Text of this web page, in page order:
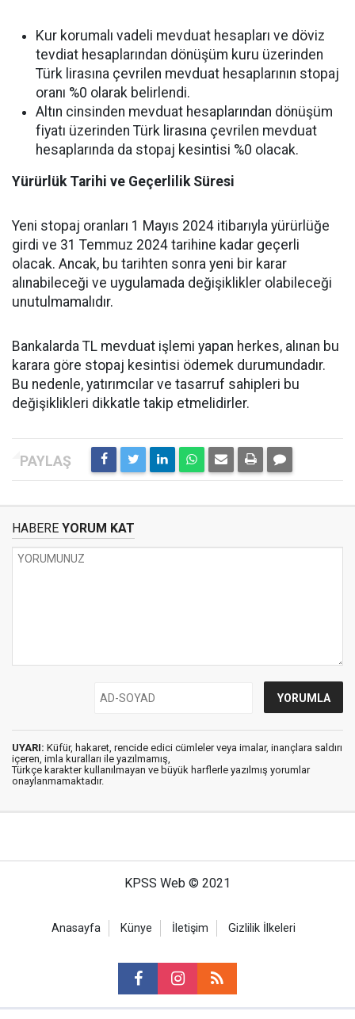
Kur korumalı vadeli mevduat hesapları ve döviz
tevdiat hesaplarından dönüşüm kuru üzerinden
Türk lirasına çevrilen mevduat hesaplarının stopaj
oranı %0 olarak belirlendi.
Altın cinsinden mevduat hesaplarından dönüşüm
fiyatı üzerinden Türk lirasına çevrilen mevduat
hesaplarında da stopaj kesintisi %0 olacak.
Yürürlük Tarihi ve Geçerlilik Süresi
Yeni stopaj oranları 1 Mayıs 2024 itibarıyla yürürlüğe
girdi ve 31 Temmuz 2024 tarihine kadar geçerli
olacak. Ancak, bu tarihten sonra yeni bir karar
alınabileceği ve uygulamada değişiklikler olabileceği
unutulmamalıdır.
Bankalarda TL mevduat işlemi yapan herkes, alınan bu
karara göre stopaj kesintisi ödemek durumundadır.
Bu nedenle, yatırımcılar ve tasarruf sahipleri bu
değişiklikleri dikkatle takip etmelidirler.
HABERE YORUM KAT
UYARI: Küfür, hakaret, rencide edici cümleler veya imalar, inançlara saldırı
içeren, imla kuralları ile yazılmamış,
Türkçe karakter kullanılmayan ve büyük harflerle yazılmış yorumlar
onaylanmamaktadır.
KPSS Web © 2021
Anasayfa Künye İletişim Gizlilik İlkeleri